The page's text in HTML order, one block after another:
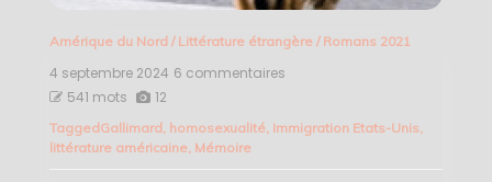
Amérique du Nord / Littérature étrangère/ Romans 2021
4 septembre 2024 6 commentaires
instant
541 mots 12
TaggedGallimard homosexualité Immigration Etats-Unis
littérature américaine, Mémoire